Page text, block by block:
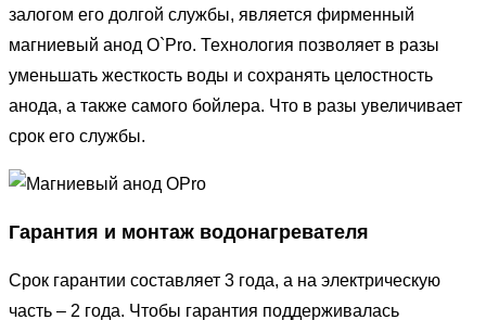
залогом его долгой службы, является фирменный
магниевый анод O`Pro. Технология позволяет в разы
уменьшать жесткость воды и сохранять целостность
анода, а также самого бойлера. Что в разы увеличивает
срок его службы.
Гарантия и монтаж водонагревателя
Срок гарантии составляет 3 года, а на электрическую
часть – 2 года. Чтобы гарантия поддерживалась